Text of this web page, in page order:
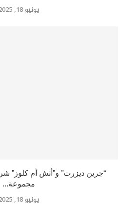
يونيو 18, 2025
“جرين ديزرت” و”أتش أم كلوز”
مجموعة...
يونيو 18, 2025